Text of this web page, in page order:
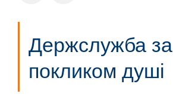
Держслужба за
покликом душі